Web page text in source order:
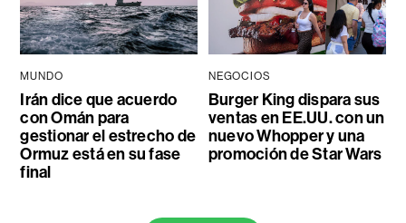
MUNDO
Irán dice que acuerdo
con Omán para
gestionar el estrecho de
Ormuz está en su fase
final
NEGOCIOS
Burger King dispara sus
ventas en EE.UU. con un
nuevo Whopper y una
promoción de Star Wars